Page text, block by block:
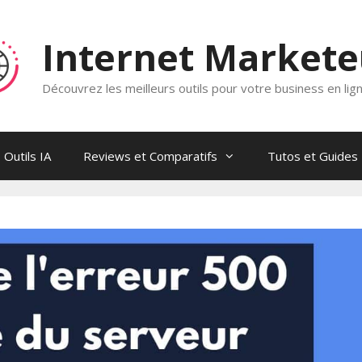
Internet
Découvrez les meilleurs outils pour votre business en
Outils IA Reviews et Comparatifs Tutos et Guides